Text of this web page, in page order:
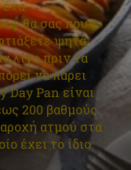
ένα
θα σας πουν
ψητά
λίγο πριν τα
να πάρει
Day Pan είναι
200 βαθμούς
ατμού στα
έχει το ίδιο